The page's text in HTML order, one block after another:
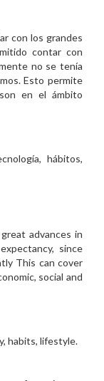
con los grandes
contar con
no se tenía
Esto permite
en el ámbito
hábitos,
advances in
since
This can cover
social and
habits, lifestyle.